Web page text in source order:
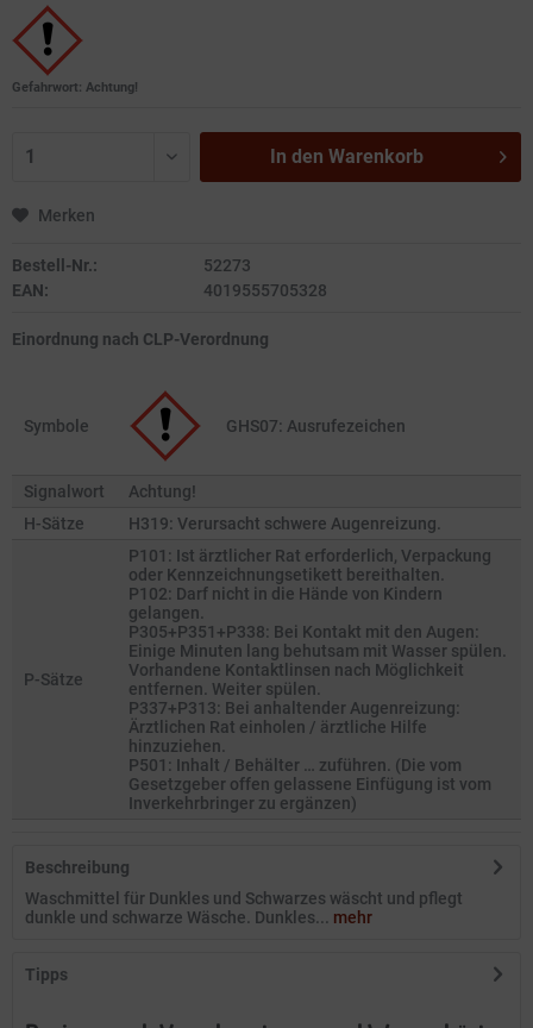
Gefahrwort: Achtung!
In den Warenkorb
Merken
Bestell-Nr.:
52273
EAN:
4019555705328
Einordnung nach CLP-Verordnung
Symbole GHS07: Ausrufezeichen
Signalwort
Achtung!
H-Sätze
H319: Verursacht schwere Augenreizung.
P-Sätze
P101: Ist ärztlicher Rat erforderlich, Verpackung
oder Kennzeichnungsetikett bereithalten.
P102: Darf nicht in die Hände von Kindern
gelangen.
P305+P351+P338: Bei Kontakt mit den Augen:
Einige Minuten lang behutsam mit Wasser spülen.
Vorhandene Kontaktlinsen nach Möglichkeit
entfernen. Weiter spülen.
P337+P313: Bei anhaltender Augenreizung:
Ärztlichen Rat einholen / ärztliche Hilfe
hinzuziehen.
P501: Inhalt / Behälter … zuführen. (Die vom
Gesetzgeber offen gelassene Einfügung ist vom
Inverkehrbringer zu ergänzen)
Beschreibung
Waschmittel für Dunkles und Schwarzes wäscht und pflegt
dunkle und schwarze Wäsche. Dunkles... mehr
Tipps